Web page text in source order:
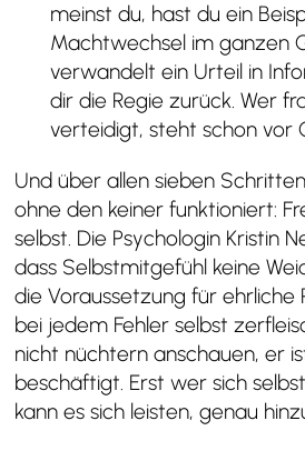
meinst du, hast du ein
Machtwechsel im ganzen
verwandelt ein Urteil in
dir die Regie zurück. Wer
verteidigt, steht schon vor
Und über allen sieben
ohne den keiner funktioniert:
selbst. Die Psychologin Kristin
dass Selbstmitgefühl keine
die Voraussetzung für ehrliche
bei jedem Fehler selbst
nicht nüchtern anschauen, er
beschäftigt. Erst wer sich
kann es sich leisten, genau